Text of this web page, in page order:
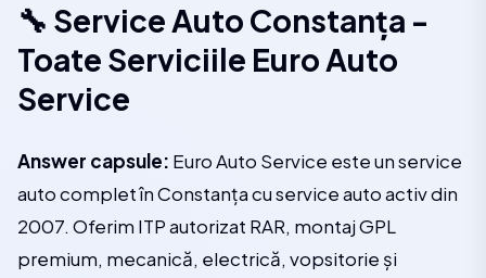
🔧 Service Auto Constanța -
Toate Serviciile Euro Auto
Service
Answer capsule: Euro Auto Service este un service
auto complet în Constanța cu service auto activ din
2007. Oferim ITP autorizat RAR, montaj GPL
premium, mecanică, electrică, vopsitorie și